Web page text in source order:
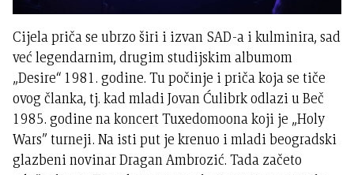
Cijela priča se ubrzo širi i izvan SAD-a i kulminira, sad
već legendarnim, drugim studijskim albumom
„Desire“ 1981. godine. Tu počinje i priča koja se tiče
ovog članka, tj. kad mladi Jovan Ćulibrk odlazi u Beč
1985. godine na koncert Tuxedomoona koji je „Holy
Wars” turneji. Na isti put je krenuo i mladi beogradski
glazbeni novinar Dragan Ambrozić. Tada začeto